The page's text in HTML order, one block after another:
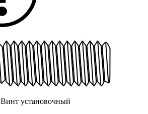
Винт установочный